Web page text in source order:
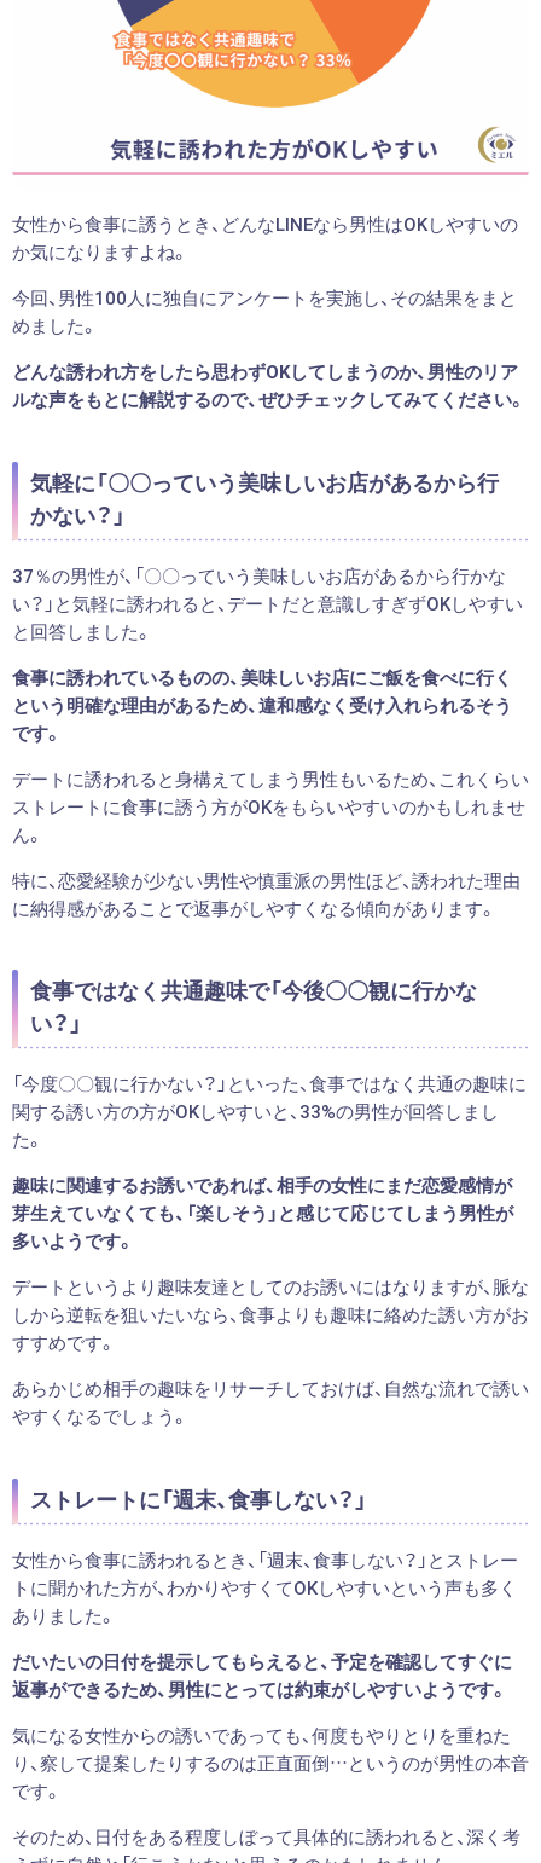
女性から食事に誘うとき、どんなLINEなら男性はOKしやすいの
か気になりますよね。
今回、男性100人に独自にアンケートを実施し、その結果をまと
めました。
どんな誘われ方をしたら思わずOKしてしまうのか、男性のリア
ルな声をもとに解説するので、ぜひチェックしてみてください。
気軽に「〇〇っていう美味しいお店があるから行
かない？」
37％の男性が、「〇〇っていう美味しいお店があるから行かな
い？」と気軽に誘われると、デートだと意識しすぎずOKしやすい
と回答しました。
食事に誘われているものの、美味しいお店にご飯を食べに行く
という明確な理由があるため、違和感なく受け入れられるそう
です。
デートに誘われると身構えてしまう男性もいるため、これくらい
ストレートに食事に誘う方がOKをもらいやすいのかもしれませ
ん。
特に、恋愛経験が少ない男性や慎重派の男性ほど、誘われた理由
に納得感があることで返事がしやすくなる傾向があります。
食事ではなく共通趣味で「今後〇〇観に行かな
い？」
「今度〇〇観に行かない？」といった、食事ではなく共通の趣味に
関する誘い方の方がOKしやすいと、33%の男性が回答しまし
た。
趣味に関連するお誘いであれば、相手の女性にまだ恋愛感情が
芽生えていなくても、「楽しそう」と感じて応じてしまう男性が
多いようです。
デートというより趣味友達としてのお誘いにはなりますが、脈な
しから逆転を狙いたいなら、食事よりも趣味に絡めた誘い方がお
すすめです。
あらかじめ相手の趣味をリサーチしておけば、自然な流れで誘い
やすくなるでしょう。
ストレートに「週末、食事しない？」
女性から食事に誘われるとき、「週末、食事しない？」とストレー
トに聞かれた方が、わかりやすくてOKしやすいという声も多く
ありました。
だいたいの日付を提示してもらえると、予定を確認してすぐに
返事ができるため、男性にとっては約束がしやすいようです。
気になる女性からの誘いであっても、何度もやりとりを重ねた
り、察して提案したりするのは正直面倒…というのが男性の本音
です。
そのため、日付をある程度しぼって具体的に誘われると、深く考